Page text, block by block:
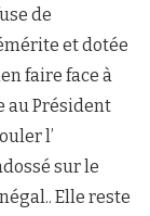
de
et dotée
faire face à
au Président
l’
sur le
Elle reste